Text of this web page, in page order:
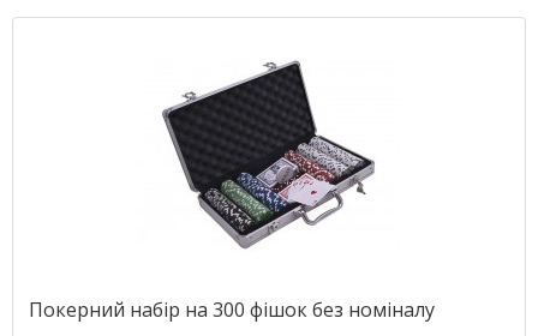
Покерний набір на 300 фішок без номіналу